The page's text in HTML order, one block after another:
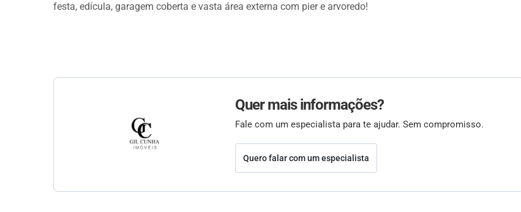
festa, edícula, garagem coberta e vasta área externa com pier e arvoredo!
Quer mais informações?
Fale com um especialista para te ajudar. Sem compromisso.
Quero falar com um especialista